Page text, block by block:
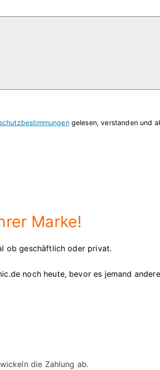
gelesen, verstanden und
Marke!
ob geschäftlich oder privat.
noch heute, bevor es jemand
die Zahlung ab.